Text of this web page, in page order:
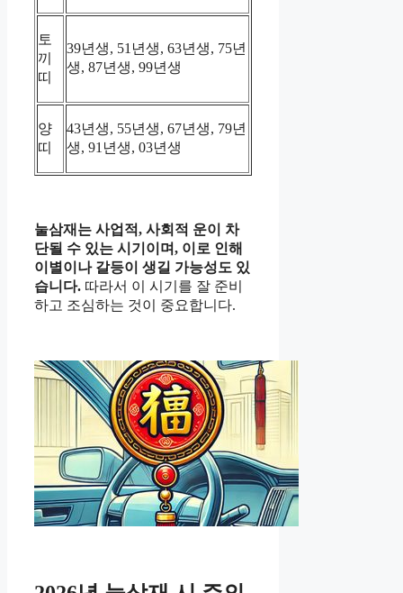
토
끼
띠
39년생, 51년생, 63년생, 75년
생, 87년생, 99년생
양
띠
43년생, 55년생, 67년생, 79년
생, 91년생, 03년생
눌삼재는 사업적, 사회적 운이 차
단될 수 있는 시기이며, 이로 인해
이별이나 갈등이 생길 가능성도 있
습니다. 따라서 이 시기를 잘 준비
하고 조심하는 것이 중요합니다.